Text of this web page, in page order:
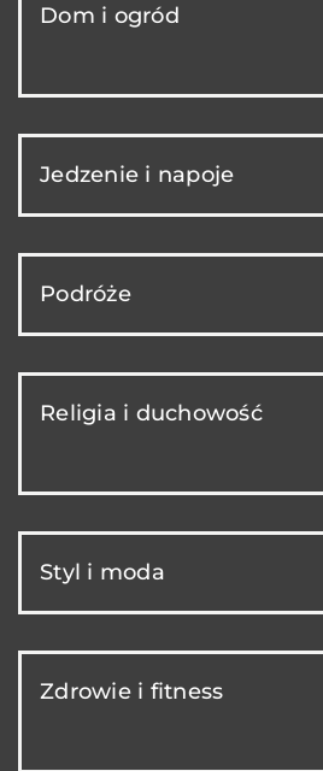
Dom i ogród
Jedzenie i napoje
Podróże
Religia i duchowość
Styl i moda
Zdrowie i fitness